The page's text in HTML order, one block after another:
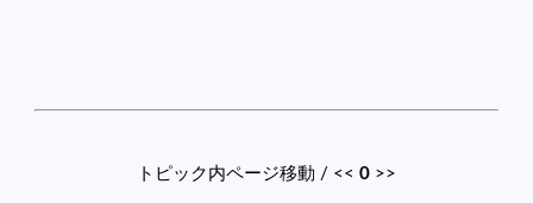
トピック内ページ移動 / << 0 >>